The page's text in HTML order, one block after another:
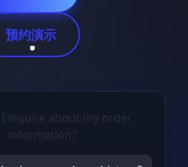
预约演示
my purchase history?
find my order number?